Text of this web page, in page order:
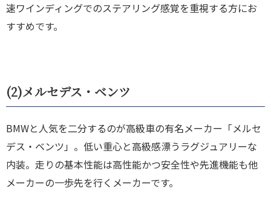
速ワインディングでのステアリング感覚を重視する方にお
すすめです。
(2)メルセデス・ベンツ
BMWと人気を二分するのが高級車の有名メーカー「メルセ
デス・ベンツ」。低い重心と高級感漂うラグジュアリーな
内装。走りの基本性能は高性能かつ安全性や先進機能も他
メーカーの一歩先を行くメーカーです。